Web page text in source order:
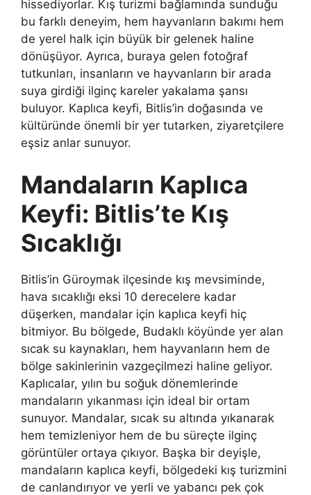
hissediyorlar. Kış turizmi bağlamında sunduğu
bu farklı deneyim, hem hayvanların bakımı hem
de yerel halk için büyük bir gelenek haline
dönüşüyor. Ayrıca, buraya gelen fotoğraf
tutkunları, insanların ve hayvanların bir arada
suya girdiği ilginç kareler yakalama şansı
buluyor. Kaplıca keyfi, Bitlis’in doğasında ve
kültüründe önemli bir yer tutarken, ziyaretçilere
eşsiz anlar sunuyor.
Mandaların Kaplıca
Keyfi: Bitlis’te Kış
Sıcaklığı
Bitlis’in Güroymak ilçesinde kış mevsiminde,
hava sıcaklığı eksi 10 derecelere kadar
düşerken, mandalar için kaplıca keyfi hiç
bitmiyor. Bu bölgede, Budaklı köyünde yer alan
sıcak su kaynakları, hem hayvanların hem de
bölge sakinlerinin vazgeçilmezi haline geliyor.
Kaplıcalar, yılın bu soğuk dönemlerinde
mandaların yıkanması için ideal bir ortam
sunuyor. Mandalar, sıcak su altında yıkanarak
hem temizleniyor hem de bu süreçte ilginç
görüntüler ortaya çıkıyor. Başka bir deyişle,
mandaların kaplıca keyfi, bölgedeki kış turizmini
de canlandırıyor ve yerli ve yabancı pek çok